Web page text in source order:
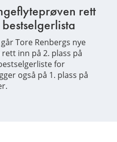
rett
Tore Renbergs nye
inn på 2. plass på
for
også på 1. plass på